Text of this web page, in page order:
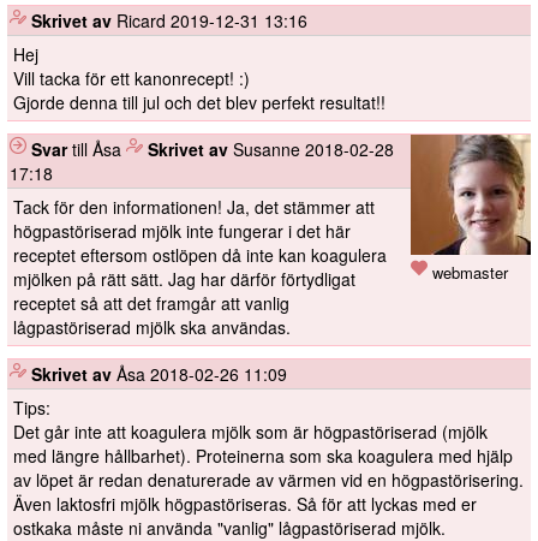
Skrivet av Ricard 2019-12-31 13:16
Hej
Vill tacka för ett kanonrecept! :)
Gjorde denna till jul och det blev perfekt resultat!!
webmaster
Svartill Åsa Skrivet av Susanne 2018-02-28
17:18
Tack för den informationen! Ja, det stämmer att
högpastöriserad mjölk inte fungerar i det här
receptet eftersom ostlöpen då inte kan koagulera
mjölken på rätt sätt. Jag har därför förtydligat
receptet så att det framgår att vanlig
lågpastöriserad mjölk ska användas.
Skrivet av Åsa 2018-02-26 11:09
Tips:
Det går inte att koagulera mjölk som är högpastöriserad (mjölk
med längre hållbarhet). Proteinerna som ska koagulera med hjälp
av löpet är redan denaturerade av värmen vid en högpastörisering.
Även laktosfri mjölk högpastöriseras. Så för att lyckas med er
ostkaka måste ni använda "vanlig" lågpastöriserad mjölk.